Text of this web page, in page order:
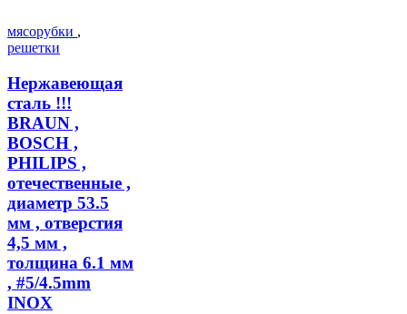
мясорубки ,
решетки
Нержавеющая
сталь !!!
BRAUN ,
BOSCH ,
PHILIPS ,
отечественные ,
диаметр 53.5
мм , отверстия
4,5 мм ,
толщина 6.1 мм
, #5/4.5mm
INOX